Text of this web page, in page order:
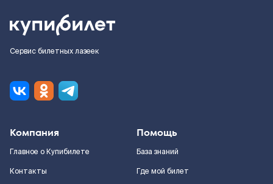
Сервис билетных лазеек
Компания
Главное о Купибилете
Контакты
Помощь
База знаний
Где мой билет